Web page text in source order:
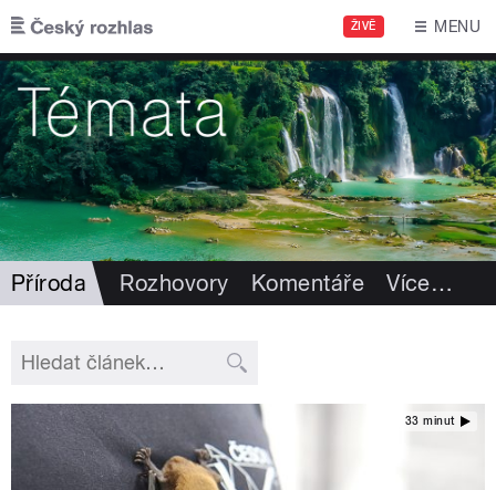
Přejít k hlavnímu obsahu
ŽIVĚ MENU
Příroda Rozhovory Komentáře Více…
33 minut